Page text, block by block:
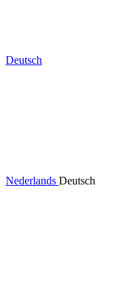
Deutsch
Nederlands Deutsch